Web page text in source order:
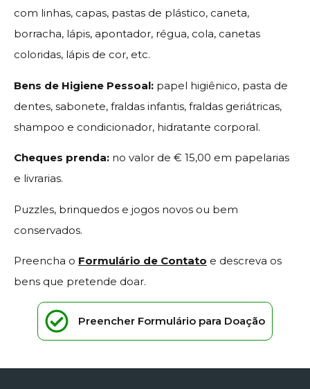
com linhas, capas, pastas de plástico, caneta,
borracha, lápis, apontador, régua, cola, canetas
coloridas, lápis de cor, etc.
Bens de Higiene Pessoal: papel higiênico, pasta de
dentes, sabonete, fraldas infantis, fraldas geriátricas,
shampoo e condicionador, hidratante corporal.
Cheques prenda: no valor de € 15,00 em papelarias
e livrarias.
Puzzles, brinquedos e jogos novos ou bem
conservados.
Preencha o Formulário de Contato e descreva os
bens que pretende doar.
Preencher Formulário para Doação